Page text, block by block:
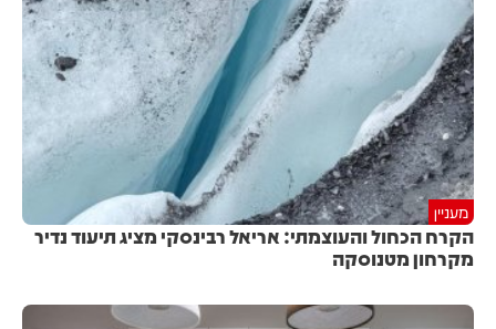
מעניין
הקרח הכחול והעוצמתי: אריאל רבינסקי מציג תיעוד נדיר
מקרחון מטנוסקה